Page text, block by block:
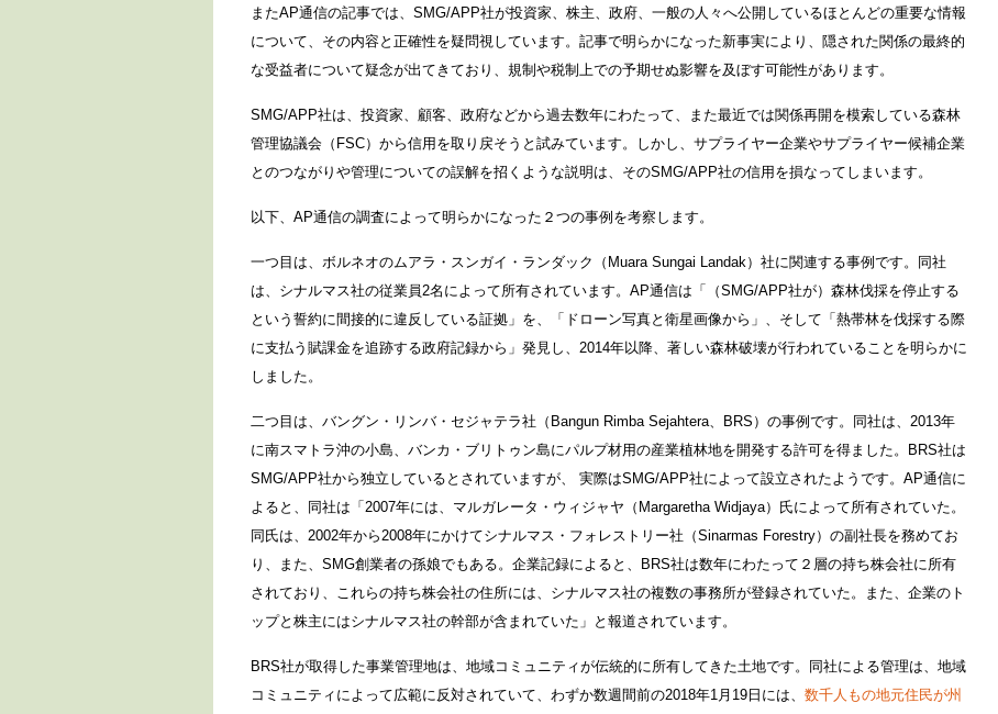
またAP通信の記事では、SMG/APP社が投資家、株主、政府、一般の人々へ公開しているほとんどの重要な情報
について、その内容と正確性を疑問視しています。記事で明らかになった新事実により、隠された関係の最終的
な受益者について疑念が出てきており、規制や税制上での予期せぬ影響を及ぼす可能性があります。
SMG/APP社は、投資家、顧客、政府などから過去数年にわたって、また最近では関係再開を模索している森林
管理協議会（FSC）から信用を取り戻そうと試みています。しかし、サプライヤー企業やサプライヤー候補企業
とのつながりや管理についての誤解を招くような説明は、そのSMG/APP社の信用を損なってしまいます。
以下、AP通信の調査によって明らかになった２つの事例を考察します。
一つ目は、ボルネオのムアラ・スンガイ・ランダック（Muara Sungai Landak）社に関連する事例です。同社
は、シナルマス社の従業員2名によって所有されています。AP通信は「（SMG/APP社が）森林伐採を停止する
という誓約に間接的に違反している証拠」を、「ドローン写真と衛星画像から」、そして「熱帯林を伐採する際
に支払う賦課金を追跡する政府記録から」発見し、2014年以降、著しい森林破壊が行われていることを明らかに
しました。
二つ目は、バングン・リンバ・セジャテラ社（Bangun Rimba Sejahtera、BRS）の事例です。同社は、2013年
に南スマトラ沖の小島、バンカ・ブリトゥン島にパルプ材用の産業植林地を開発する許可を得ました。BRS社は
SMG/APP社から独立しているとされていますが、 実際はSMG/APP社によって設立されたようです。AP通信に
よると、同社は「2007年には、マルガレータ・ウィジャヤ（Margaretha Widjaya）氏によって所有されていた。
同氏は、2002年から2008年にかけてシナルマス・フォレストリー社（Sinarmas Forestry）の副社長を務めてお
り、また、SMG創業者の孫娘でもある。企業記録によると、BRS社は数年にわたって２層の持ち株会社に所有
されており、これらの持ち株会社の住所には、シナルマス社の複数の事務所が登録されていた。また、企業のト
ップと株主にはシナルマス社の幹部が含まれていた」と報道されています。
BRS社が取得した事業管理地は、地域コミュニティが伝統的に所有してきた土地です。同社による管理は、地域
コミュニティによって広範に反対されていて、わずか数週間前の2018年1月19日には、 数千人もの地元住民が州